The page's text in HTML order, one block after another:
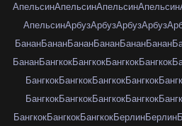
АпельсинАпельсинАпельсинАпельсин
АпельсинАрбузАрбузАрбузАрбуз
БананБананБананБананБананБанан
БананБангкокБангкокБангкокБангкок
БангкокБангкокБангкокБангкок
БангкокБангкокБангкокБангкок
БангкокБангкокБангкокБерлинБерлин